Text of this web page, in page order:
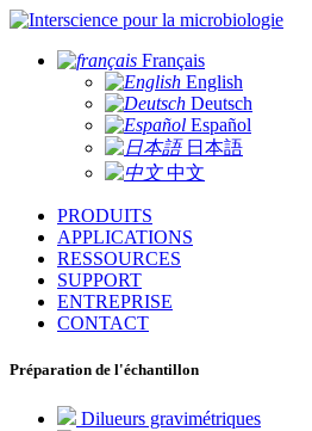
pour la microbiologie
Français
English
Deutsch
Español
日本語
中文
PRODUITS
APPLICATIONS
RESSOURCES
SUPPORT
ENTREPRISE
CONTACT
Préparation de l'échantillon
Dilueurs gravimétriques